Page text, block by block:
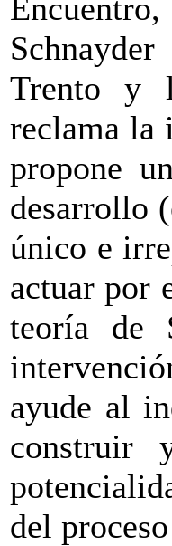
Trento y
reclama la
propone
desarrollo
único e
actuar por
teoría de
ayude al
construir
del